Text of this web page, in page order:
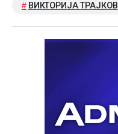
ВИКТОРИЈА ТРАЈКОВ